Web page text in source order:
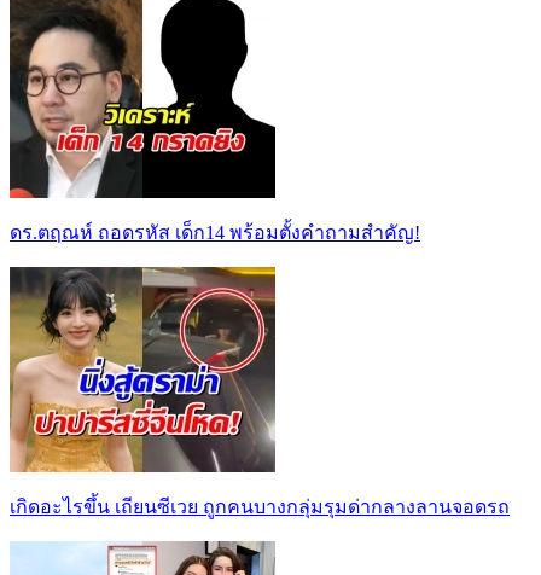
ดร.ตฤณห์ ถอดรหัส เด็ก14 พร้อมตั้งคำถามสำคัญ!
เกิดอะไรขึ้น เถียนซีเวย ถูกคนบางกลุ่มรุมด่ากลางลานจอดรถ